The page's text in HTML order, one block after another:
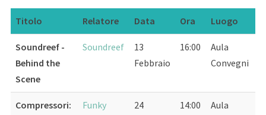
Titolo Relatore Data Ora Luogo
Soundreef -
Behind the
Scene
Soundreef
13
Febbraio
16:00
Aula
Convegni
Compressori:
Funky
24
14:00
Aula